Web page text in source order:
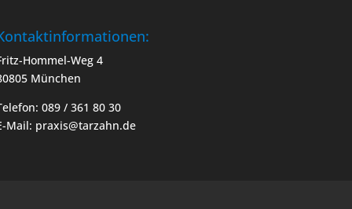
Hommel-Weg 4
München
089 / 361 80 30
Mail: praxis@tarzahn.de